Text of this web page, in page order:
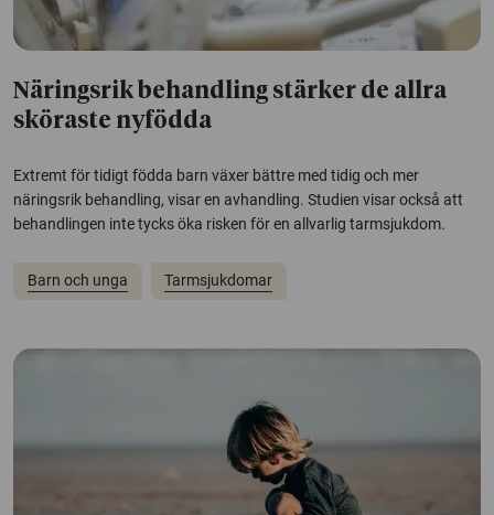
Näringsrik behandling stärker de allra
sköraste nyfödda
Extremt för tidigt födda barn växer bättre med tidig och mer
näringsrik behandling, visar en avhandling. Studien visar också att
behandlingen inte tycks öka risken för en allvarlig tarmsjukdom.
Barn och unga Tarmsjukdomar